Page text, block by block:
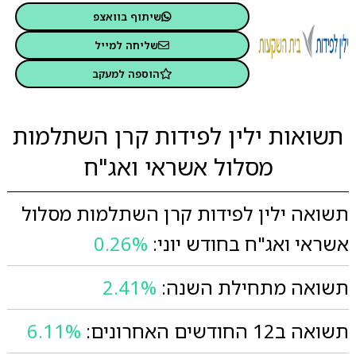
שיתוף בוואצפ
שליחה למייל
הוספה למעקב
תשואות ילין לפידות קרן השתלמות
מסלול אשראי ואג"ח
תשואה ילין לפידות קרן השתלמות מסלול
אשראי ואג"ח בחודש יוני: 0.26%
תשואה מתחילת השנה: 2.41%
תשואה ב12 החודשים האחרונים:
6.11%